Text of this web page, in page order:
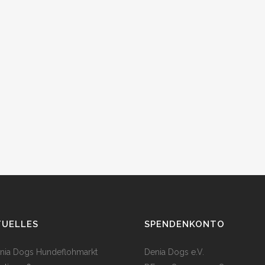
Dogs Hundeflohmarkt
SPENDENKONTO
Denia Dogs e.V.